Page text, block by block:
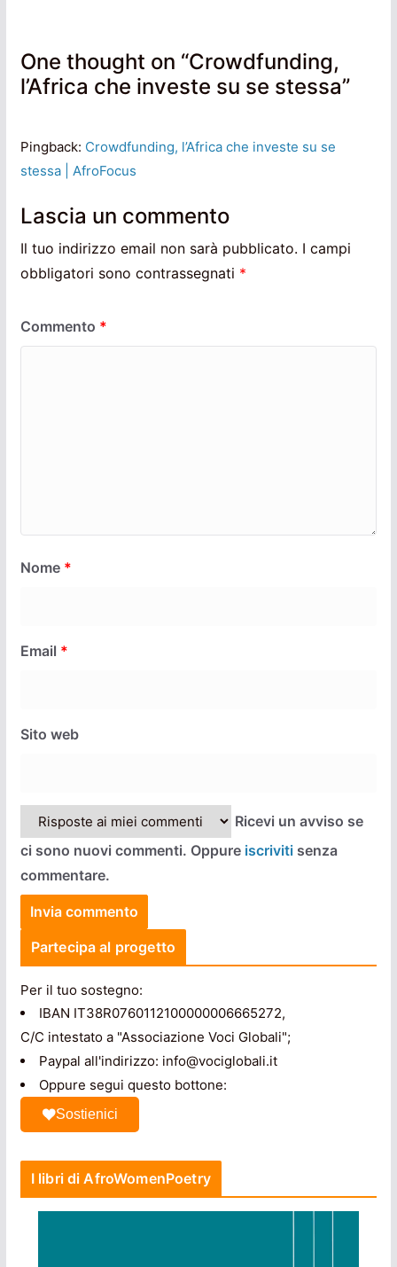
One thought on “Crowdfunding,
l’Africa che investe su se stessa”
Pingback: Crowdfunding, l’Africa che investe su se
stessa | AfroFocus
Lascia un commento
Il tuo indirizzo email non sarà pubblicato. I campi
obbligatori sono contrassegnati *
Commento *
Nome *
Email *
Sito web
Ricevi un avviso se
ci sono nuovi commenti. Oppure iscrivitisenza
commentare.
Partecipa al progetto
Per il tuo sostegno:
IBAN IT38R0760112100000006665272,
C/C intestato a "Associazione Voci Globali";
Paypal all'indirizzo: info@vociglobali.it
Oppure segui questo bottone:
Sostienici
I libri di AfroWomenPoetry